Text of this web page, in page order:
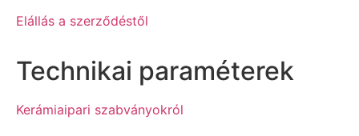
Elállás a szerződéstől
Technikai paraméterek
Kerámiaipari szabványokról